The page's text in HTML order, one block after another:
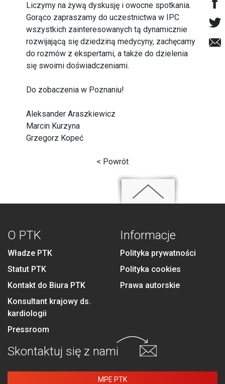
Liczymy na żywą dyskusję i owocne spotkania.
Gorąco zapraszamy do uczestnictwa w IPC
wszystkich zainteresowanych tą dynamicznie
rozwijającą się dziedziną medycyny, zachęcamy
do rozmów z ekspertami, a także do dzielenia
się swoimi doświadczeniami.
Do zobaczenia w Poznaniu!
Aleksander Araszkiewicz
Marcin Kurzyna
Grzegorz Kopeć
< Powrót
O PTK
Władze PTK
Statut PTK
Kontakt do Biura PTK
Konsultant krajowy ds.
kardiologii
Pressroom
Informacje
Polityka prywatności
Polityka cookies
Prawa autorskie
Skontaktuj się z nami
MPE PTK